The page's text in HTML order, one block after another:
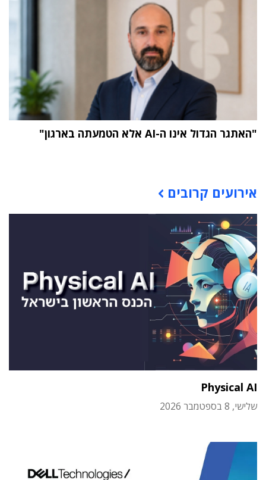
"האתגר הגדול אינו ה-AI אלא הטמעתה בארגון"
אירועים קרובים
Physical AI
שלישי, 8 בספטמבר 2026